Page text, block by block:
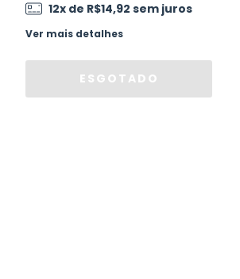
12x de R$14,92 sem juros
Ver mais detalhes